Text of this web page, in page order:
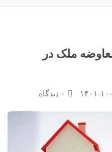
ملک در
۱۰-۲۶ ۰ دیدگاه